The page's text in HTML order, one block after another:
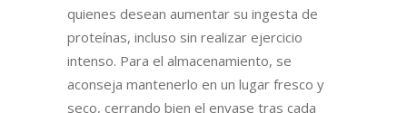
quienes desean aumentar su ingesta de
proteínas, incluso sin realizar ejercicio
intenso. Para el almacenamiento, se
aconseja mantenerlo en un lugar fresco y
seco, cerrando bien el envase tras cada